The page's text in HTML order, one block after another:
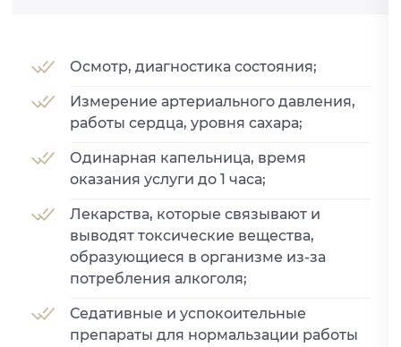
Осмотр, диагностика состояния;
Измерение артериального давления,
работы сердца, уровня сахара;
Одинарная капельница, время
оказания услуги до 1 часа;
Лекарства, которые связывают и
выводят токсические вещества,
образующиеся в организме из-за
потребления алкоголя;
Седативные и успокоительные
препараты для нормальзации работы